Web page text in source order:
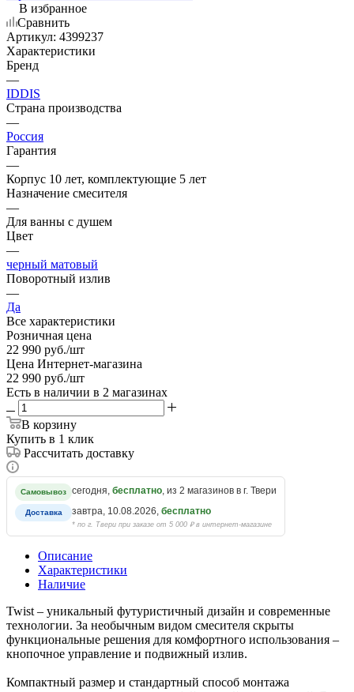
В избранное
Сравнить
Артикул: 4399237
Характеристики
Бренд
—
IDDIS
Страна производства
—
Россия
Гарантия
—
Корпус 10 лет, комплектующие 5 лет
Назначение смесителя
—
Для ванны с душем
Цвет
—
черный матовый
Поворотный излив
—
Да
Все характеристики
Розничная цена
22 990 руб./шт
Цена Интернет-магазина
22 990 руб./шт
Есть в наличии в 2 магазинах
В корзину
Купить в 1 клик
Рассчитать доставку
Самовывоз сегодня, бесплатно, из 2 магазинов в г. Твери
Доставка завтра, 10.08.2026, бесплатно
* по г. Твери при заказе от 5 000 ₽ в интернет-магазине
Описание
Характеристики
Наличие
Twist – уникальный футуристичный дизайн и современные
технологии. За необычным видом смесителя скрыты
функциональные решения для комфортного использования –
кнопочное управление и подвижный излив.
Компактный размер и стандартный способ монтажа